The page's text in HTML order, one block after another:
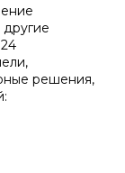
решения,